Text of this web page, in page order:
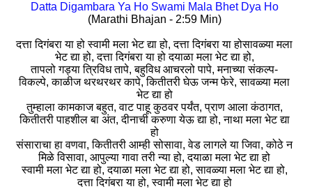
Datta Digambara Ya Ho Swami Mala Bhet Dya Ho
(Marathi Bhajan - 2:59 Min)
दत्ता दिगंबरा या हो स्वामी मला भेट द्या हो, दत्ता दिगंबरा या होसावळ्या मला
भेट द्या हो, दत्ता दिगंबरा या हो दयाळा मला भेट द्या हो,
तापलो गड्या त्रिविध तापे, बहुविध आचरलो पापे, मनाच्या संकल्प-
विकल्पे, काळीज थरथरथर कापे, कितीतरी घेऊ जन्म फेरे, सावळ्या मला
भेट द्या हो
तुम्हाला कामकाज बहुत, वाट पाहू कुठवर पर्यंत, प्राण आला कंठागत,
कितीतरी पाहशील बा अंत, दीनाची करुणा येऊ द्या हो, नाथा मला भेट द्या
हो
संसाराचा हा वणवा, कितीतरी आम्ही सोसावा, वेड लागले या जिवा, कोठे न
मिळे विसावा, आपुल्या गावा तरी न्या हो, दयाळा मला भेट द्या हो
स्वामी मला भेट द्या हो, दयाळा मला भेट द्या हो, सावळ्या मला भेट द्या हो,
दत्ता दिगंबरा या हो, स्वामी मला भेट द्या हो